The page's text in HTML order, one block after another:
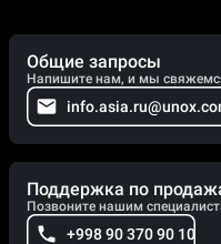
Общие запросы
Напишите нам, и мы
Поддержка по
Позвоните нашим
+998 90 370 90 10